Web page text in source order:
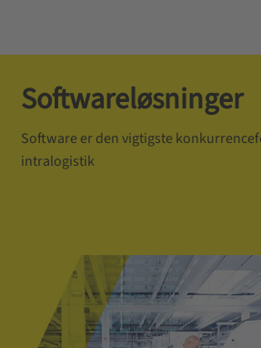
Softwareløsninger
Software er den vigtigste
intralogistik